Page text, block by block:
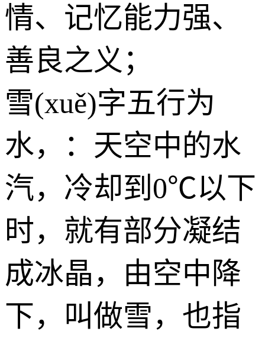
情、记忆能力强、
善良之义；
雪(xuě)字五行为
水，：天空中的水
汽，冷却到0℃以下
时，就有部分凝结
成冰晶，由空中降
下，叫做雪，也指